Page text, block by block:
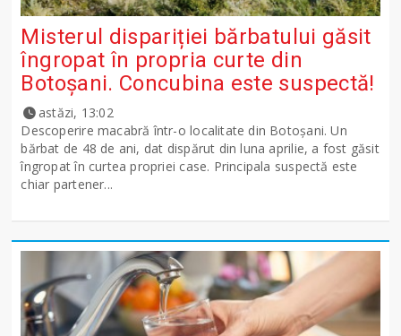
Misterul dispariției bărbatului găsit
îngropat în propria curte din
Botoșani. Concubina este suspectă!
astăzi, 13:02
Descoperire macabră într-o localitate din Botoșani. Un
bărbat de 48 de ani, dat dispărut din luna aprilie, a fost găsit
îngropat în curtea propriei case. Principala suspectă este
chiar partener...